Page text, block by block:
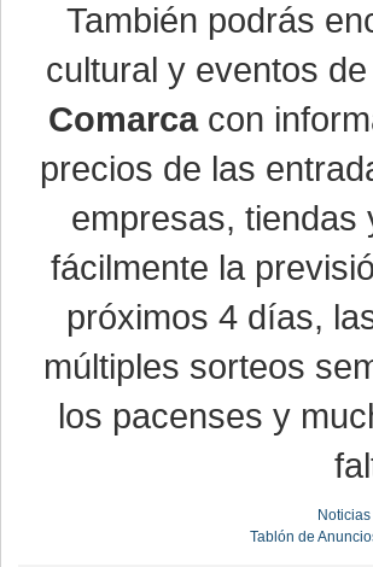
También podrás
cultural y eventos
Comarcacon
precios de las
empresas, tiendas
fácilmente la
próximos 4 días,
múltiples sorteos
los pacenses y
Noticias
Tablón de